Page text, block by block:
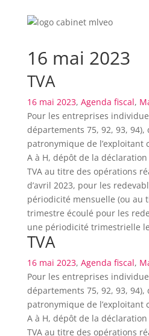
16 mai 2023
TVA
16 mai 2023, Agenda fiscal,
Pour les entreprises
départements 75, 92, 93, 94),
patronymique de l’exploitant
A à H, dépôt de la
TVA au titre des opérations
d’avril 2023, pour les
périodicité mensuelle (ou au
trimestre écoulé pour les
une périodicité trimestrielle
TVA
16 mai 2023, Agenda fiscal,
Pour les entreprises
départements 75, 92, 93, 94),
patronymique de l’exploitant
A à H, dépôt de la
TVA au titre des opérations